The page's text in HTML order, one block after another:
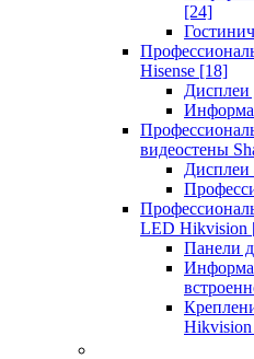
[24]
Hisense [18]
Дисплеи
видеостены
Дисплеи
LED Hikvision
Панели
Hikvision